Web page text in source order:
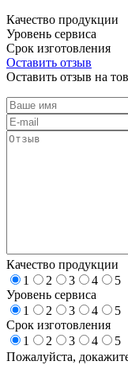
Качество продукции
Уровень сервиса
Срок изготовления
Оставить отзыв
Оставить отзыв на
Качество продукции
1
2 3 4
5
Уровень сервиса
1
2 3 4
5
Срок изготовления
1
2 3 4
5
Пожалуйста,